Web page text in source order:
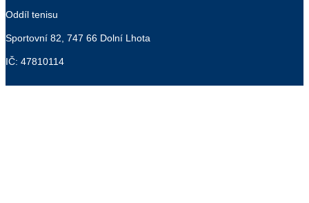
Oddíl tenisu
Sportovní 82, 747 66 Dolní Lhota
IČ: 47810114